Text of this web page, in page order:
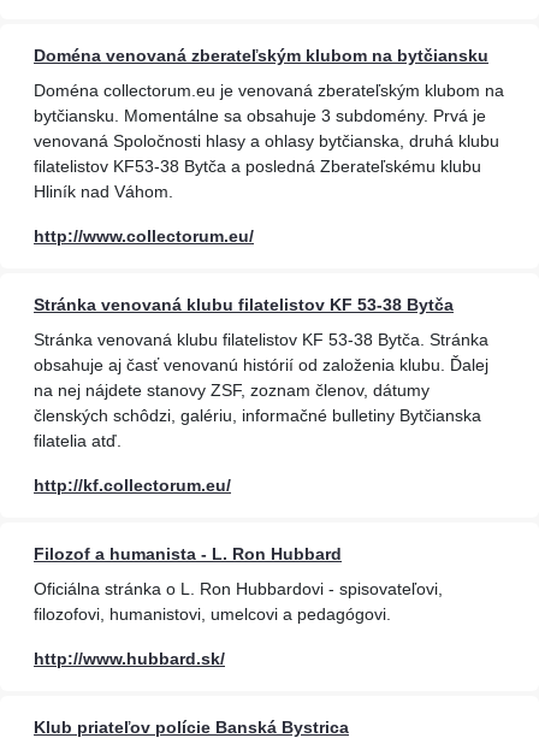
Doména venovaná zberateľským klubom na bytčiansku
Doména collectorum.eu je venovaná zberateľským klubom na
bytčiansku. Momentálne sa obsahuje 3 subdomény. Prvá je
venovaná Spoločnosti hlasy a ohlasy bytčianska, druhá klubu
filatelistov KF53-38 Bytča a posledná Zberateľskému klubu
Hliník nad Váhom.
http://www.collectorum.eu/
Stránka venovaná klubu filatelistov KF 53-38 Bytča
Stránka venovaná klubu filatelistov KF 53-38 Bytča. Stránka
obsahuje aj časť venovanú histórií od založenia klubu. Ďalej
na nej nájdete stanovy ZSF, zoznam členov, dátumy
členských schôdzi, galériu, informačné bulletiny Bytčianska
filatelia atď.
http://kf.collectorum.eu/
Filozof a humanista - L. Ron Hubbard
Oficiálna stránka o L. Ron Hubbardovi - spisovateľovi,
filozofovi, humanistovi, umelcovi a pedagógovi.
http://www.hubbard.sk/
Klub priateľov polície Banská Bystrica